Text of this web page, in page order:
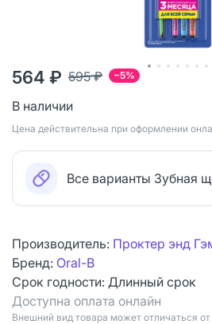
−5%
595 ₽
564 ₽
В наличии
Цена действительна при оформлении
Все варианты Зубная
Производитель: Проктер энд
Бренд: Oral-B
Срок годности: Длинный срок
Доступна оплата онлайн
Bнешний вид товара может отличаться